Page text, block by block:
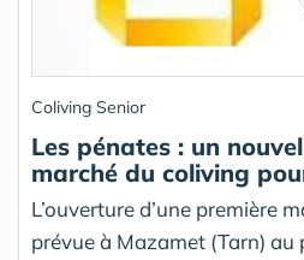
Coliving Senior
Les pénates : un
marché du coliving
L’ouverture d’une première
prévue à Mazamet (Tarn) au